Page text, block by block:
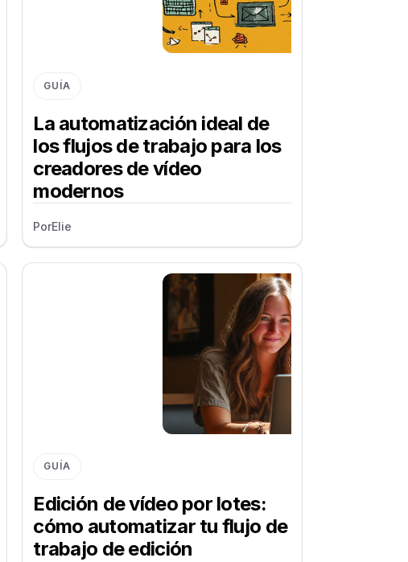
GUÍA
La automatización ideal de
los flujos de trabajo para los
creadores de vídeo
modernos
PorElie
GUÍA
Edición de vídeo por lotes:
cómo automatizar tu flujo de
trabajo de edición